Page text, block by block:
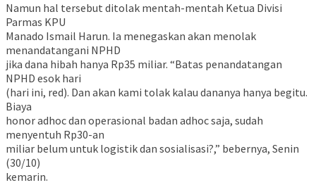
Namun hal tersebut ditolak mentah-mentah Ketua Divisi
Parmas KPU
Manado Ismail Harun. Ia menegaskan akan menolak
menandatangani NPHD
jika dana hibah hanya Rp35 miliar. “Batas penandatangan
NPHD esok hari
(hari ini, red). Dan akan kami tolak kalau dananya hanya begitu.
Biaya
honor adhoc dan operasional badan adhoc saja, sudah
menyentuh Rp30-an
miliar belum untuk logistik dan sosialisasi?,” bebernya, Senin
(30/10)
kemarin.